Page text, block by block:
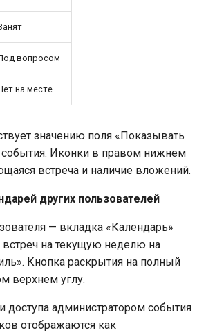
вопросом
на месте
значению поля «Показывать
события. Иконки в правом нижнем
встреча и наличие вложений.
других пользователей
— вкладка «Календарь»
на текущую неделю на
Кнопка раскрытия на полный
верхнем углу.
доступа администратором события
отображаются как